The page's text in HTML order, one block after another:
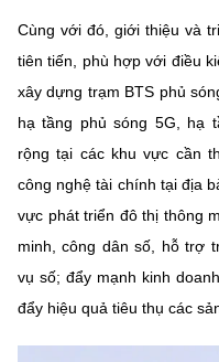
Cùng với đó, giới thiệu và
tiên tiến, phù hợp với điều
xây dựng trạm BTS phủ
hạ tầng phủ sóng 5G, hạ
rộng tại các khu vực cần
công nghệ tài chính tại địa
vực phát triển đô thị thông
minh, công dân số, hỗ trợ
vụ số; đẩy mạnh kinh
đẩy hiệu quả tiêu thụ các